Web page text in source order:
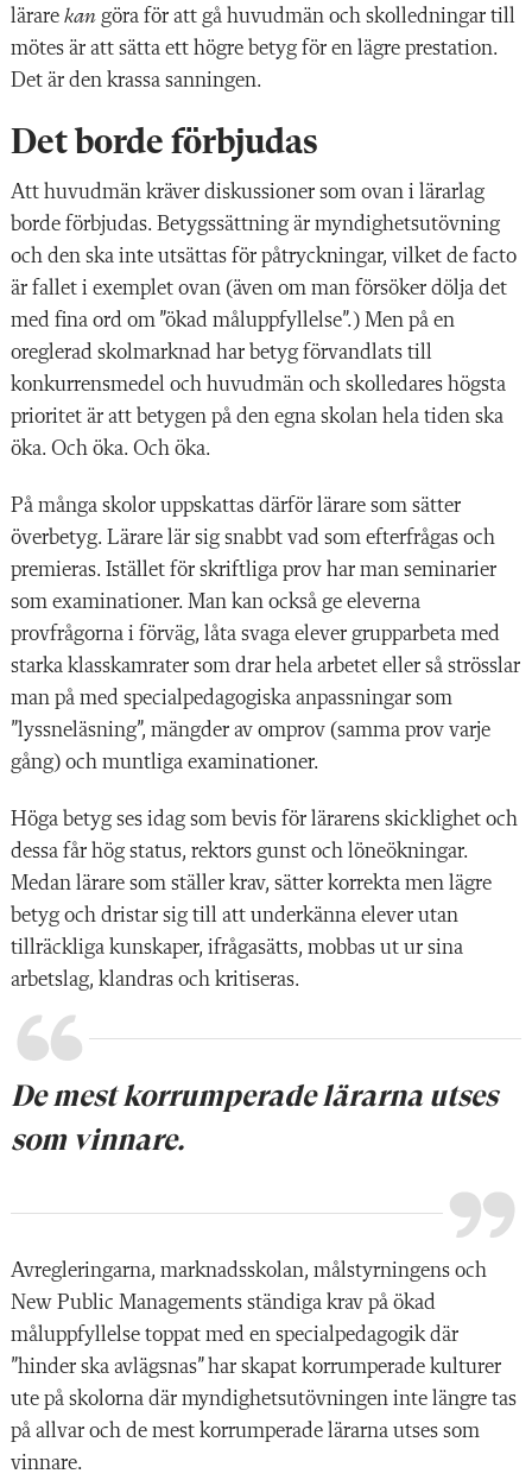
lärare kan göra för att gå huvudmän och skolledningar till
mötes är att sätta ett högre betyg för en lägre prestation.
Det är den krassa sanningen.
Det borde förbjudas
Att huvudmän kräver diskussioner som ovan i lärarlag
borde förbjudas. Betygssättning är myndighetsutövning
och den ska inte utsättas för påtryckningar, vilket de facto
är fallet i exemplet ovan (även om man försöker dölja det
med fina ord om ”ökad måluppfyllelse”.) Men på en
oreglerad skolmarknad har betyg förvandlats till
konkurrensmedel och huvudmän och skolledares högsta
prioritet är att betygen på den egna skolan hela tiden ska
öka. Och öka. Och öka.
På många skolor uppskattas därför lärare som sätter
överbetyg. Lärare lär sig snabbt vad som efterfrågas och
premieras. Istället för skriftliga prov har man seminarier
som examinationer. Man kan också ge eleverna
provfrågorna i förväg, låta svaga elever grupparbeta med
starka klasskamrater som drar hela arbetet eller så strösslar
man på med specialpedagogiska anpassningar som
”lyssneläsning”, mängder av omprov (samma prov varje
gång) och muntliga examinationer.
Höga betyg ses idag som bevis för lärarens skicklighet och
dessa får hög status, rektors gunst och löneökningar.
Medan lärare som ställer krav, sätter korrekta men lägre
betyg och dristar sig till att underkänna elever utan
tillräckliga kunskaper, ifrågasätts, mobbas ut ur sina
arbetslag, klandras och kritiseras.
De mest korrumperade lärarna utses
som vinnare.
Avregleringarna, marknadsskolan, målstyrningens och
New Public Managements ständiga krav på ökad
måluppfyllelse toppat med en specialpedagogik där
”hinder ska avlägsnas” har skapat korrumperade kulturer
ute på skolorna där myndighetsutövningen inte längre tas
på allvar och de mest korrumperade lärarna utses som
vinnare.